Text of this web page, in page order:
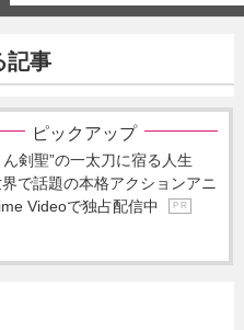
記事
ピックアップ
ん剣聖”の一太刀に宿る人生
で話題の本格アクションアニ
Videoで独占配信中
P R